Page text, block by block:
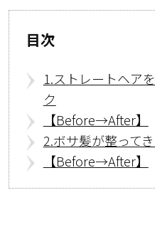
目次
1.ストレートヘア
ク
【Before→After】
2.ボサ髪が整って
【Before→After】